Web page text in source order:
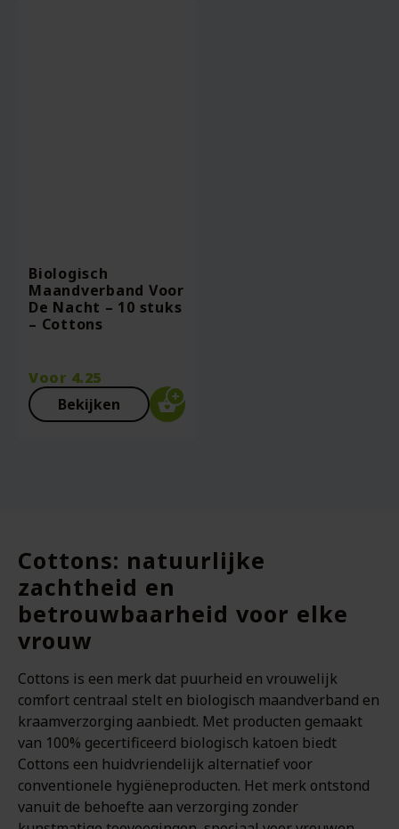
Biologisch
Maandverband Voor
De Nacht – 10 stuks
– Cottons
Voor 4.25
Bekijken
Cottons: natuurlijke
zachtheid en
betrouwbaarheid voor elke
vrouw
Cottons is een merk dat puurheid en vrouwelijk
comfort centraal stelt en biologisch maandverband en
kraamverzorging aanbiedt. Met producten gemaakt
van 100% gecertificeerd biologisch katoen biedt
Cottons een huidvriendelijk alternatief voor
conventionele hygiëneproducten. Het merk ontstond
vanuit de behoefte aan verzorging zonder